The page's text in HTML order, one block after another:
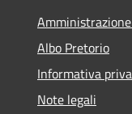
Albo Pretorio
Informativa
Note legali